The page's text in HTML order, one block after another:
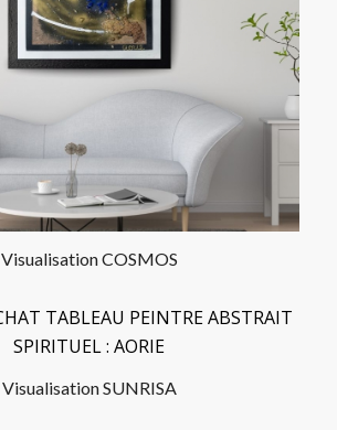
Visualisation COSMOS
Visualisation SUNRISA